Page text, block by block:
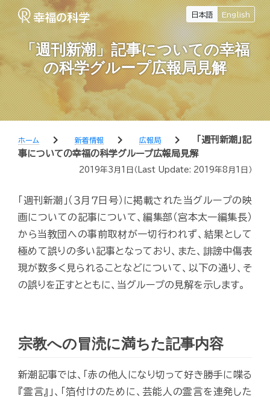
日本語 English
「週刊新潮」記事についての幸福
の科学グループ広報局見解
ホーム chevron_right 新着情報 chevron_right 広報局 chevron_right
「週刊新潮」記
事についての幸福の科学グループ広報局見解
2019年3月1日 （Last Update: 2019年8月1日 ）
「週刊新潮」（３月７日号）に掲載された当グループの映
画についての記事について、編集部（宮本太一編集長）
から当教団への事前取材が一切行われず、結果として
極めて誤りの多い記事となっており、また、誹謗中傷表
現が数多く見られることなどについて、以下の通り、そ
の誤りを正すとともに、当グループの見解を示します。
宗教への冒涜に満ちた記事内容
新潮記事では、｢赤の他人になり切って好き勝手に喋る
『霊言』｣、「箔付けのために、芸能人の霊言を連発した